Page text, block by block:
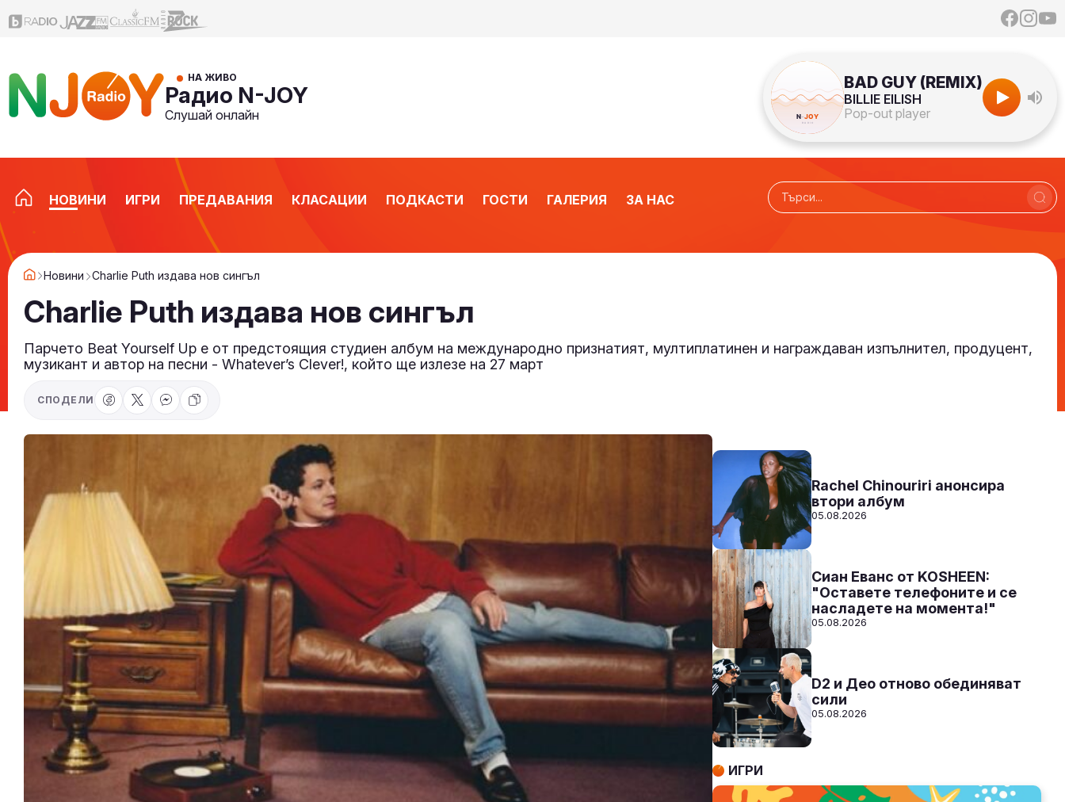
НА ЖИВО
Радио N-JOY
Слушай онлайн
BAD GUY (REMIX)
BILLIE EILISH
Pop-out player
НОВИНИ ИГРИ ПРЕДАВАНИЯ КЛАСАЦИИ ПОДКАСТИ ГОСТИ ГАЛЕРИЯ ЗА НАС
Новини Charlie Puth издава нов сингъл
Charlie Puth издава нов сингъл
Парчето Beat Yourself Up е от предстоящия студиен албум на международно признатият, мултиплатинен и награждаван изпълнител, продуцент,
музикант и автор на песни - Whatever’s Clever!, който ще излезе на 27 март
СПОДЕЛИ
СЛУШАЙ
Rachel Chinouriri анонсира
втори албум
05.08.2026
Сиан Еванс от KOSHEEN:
"Оставете телефоните и се
насладете на момента!"
05.08.2026
D2 и Део отново обединяват
сили
05.08.2026
ИГРИ